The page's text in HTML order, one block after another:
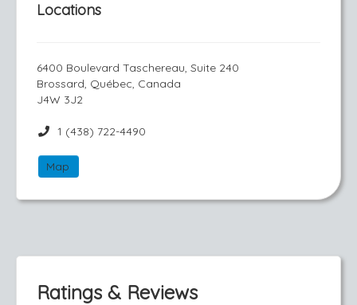
Locations
6400 Boulevard Taschereau, Suite 240
Brossard, Québec, Canada
J4W 3J2
1 (438) 722-4490
Map
Ratings & Reviews